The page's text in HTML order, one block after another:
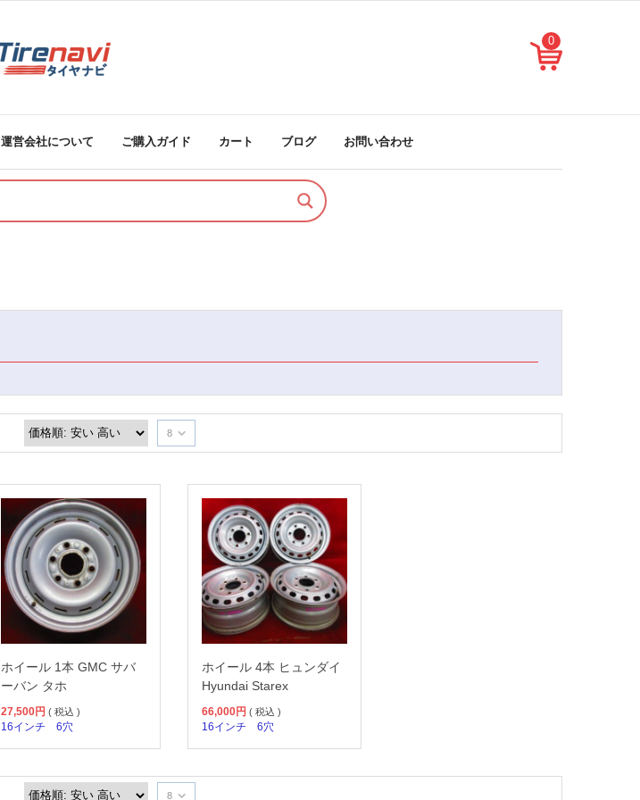
0
運営会社について ご購入ガイド カート ブログ お問い合わせ
8
ホイール 1本 GMC サバ
ーバン タホ
27,500円 ( 税込 )
16インチ 6穴
ホイール 4本 ヒュンダイ
Hyundai Starex
66,000円 ( 税込 )
16インチ 6穴
8